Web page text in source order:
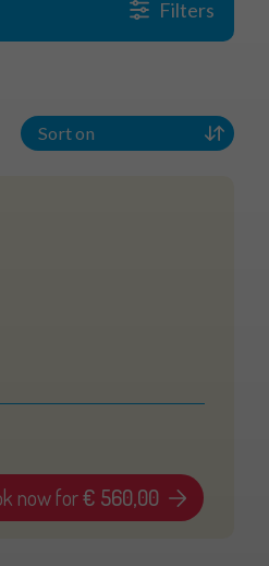
Filters
now for€ 560,00